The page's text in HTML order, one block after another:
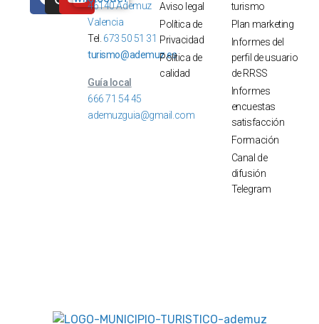
46140 Ademuz
Valencia
Tel. 673 50 51 31
turismo@ademuz.es
Guía local
666 71 54 45
ademuzguia@gmail.com
Aviso legal
Política de
Privacidad
Política de
calidad
turismo
Plan marketing
Informes del
perfil de usuario
de RRSS
Informes
encuestas
satisfacción
Formación
Canal de
difusión
Telegram